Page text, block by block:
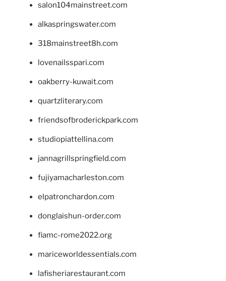
salon104mainstreet.com
alkaspringswater.com
318mainstreet8h.com
lovenailsspari.com
oakberry-kuwait.com
quartzliterary.com
friendsofbroderickpark.com
studiopiattellina.com
jannagrillspringfield.com
fujiyamacharleston.com
elpatronchardon.com
donglaishun-order.com
fiamc-rome2022.org
mariceworldessentials.com
lafisheriarestaurant.com